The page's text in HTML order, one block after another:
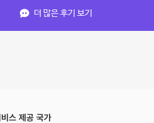
더 많은 후기 보기
스 제공 국가